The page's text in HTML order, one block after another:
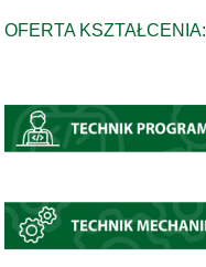
OFERTA KSZTAŁCENIA: